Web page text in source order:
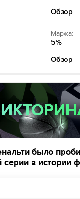
Обзор
Маржа:
5%
Обзор
было
серии в истории